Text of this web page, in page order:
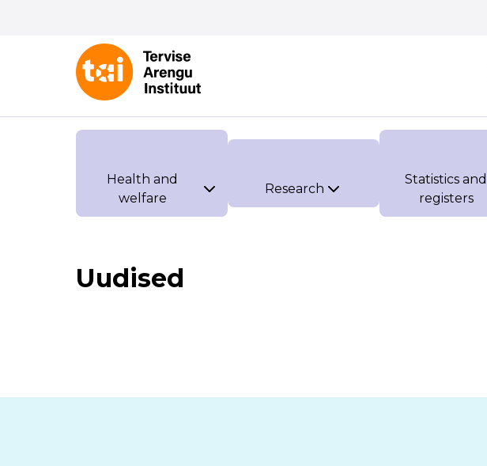
Health and
welfare
Research
Statistics and
registers
Uudised